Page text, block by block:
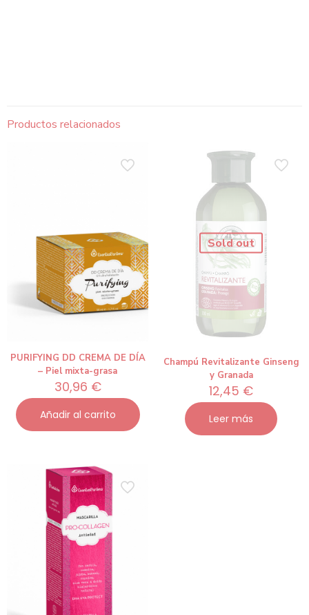
Productos relacionados
PURIFYING DD CREMA DE DÍA
– Piel mixta-grasa
30,96 €
Añadir al carrito
Sold out
Champú Revitalizante Ginseng
y Granada
12,45 €
Leer más